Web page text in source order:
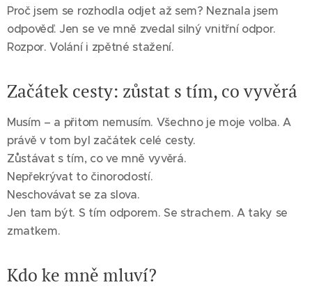
Proč jsem se rozhodla odjet až sem? Neznala jsem
odpověď. Jen se ve mně zvedal silný vnitřní odpor.
Rozpor. Volání i zpětné stažení.
Začátek cesty: zůstat s tím, co vyvěrá
Musím – a přitom nemusím. Všechno je moje volba. A
právě v tom byl začátek celé cesty.
Zůstávat s tím, co ve mně vyvěrá.
Nepřekrývat to činorodostí.
Neschovávat se za slova.
Jen tam být. S tím odporem. Se strachem. A taky se
zmatkem.
Kdo ke mně mluví?